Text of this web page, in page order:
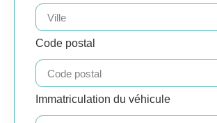
Code postal
Immatriculation du véhicule